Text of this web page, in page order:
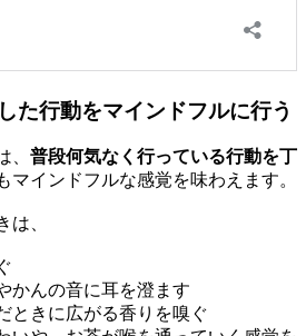
た行動をマインドフルに行う
、 普段何気なく行っている行動を丁
マインドフルな感覚を味わえます。
は、
かんの音に耳を澄ます
ときに広がる香りを嗅ぐ